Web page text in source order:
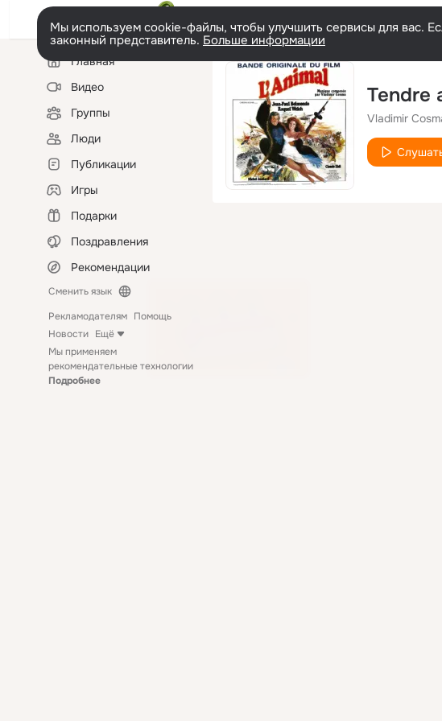
Мы используем cookie-файлы, чтобы улучшить сервисы для вас.
законный представитель. Больше информации
Левая
колонкаГлавная
Видео
Группы
Люди
Публикации
Игры
Подарки
Поздравления
Рекомендации
Сменить язык
Рекламодателям Помощь
Новости Ещё
Мы применяем
рекомендательные технологии
Подробнее
Tendre
Vladimir